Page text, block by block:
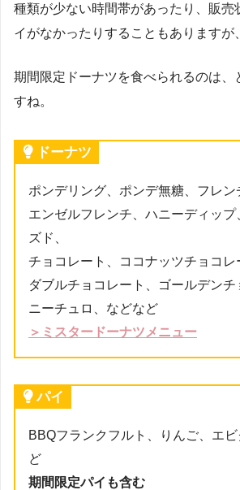
種類が少ない時間帯があったり、販売
イがなかったりすることもありますが、
期間限定ドーナツを食べられるのは、
すね。
ドーナツ
ポンデリング、ポンデ無糖、 フレン
エンゼルフレンチ、 ハニーディップ
ズド、
チョコレート、ココナッツチョコレ
ダブルチョコレート、ゴールデン
ニーチュロ、などなど
＞ミスタードーナツメニュー
パイ
BBQフランクフルト、りんご、エ
ど
期間限定パイも含む